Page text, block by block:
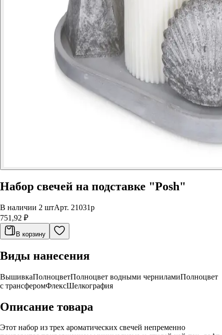
Набор свечей на подставке "Posh"
В наличии 2 штАрт. 21031p
751,92 ₽
В корзину
Виды нанесения
ВышивкаПолноцветПолноцвет водными черниламиПолноцвет
с трансферомФлексШелкография
Описание товара
Этот набор из трех ароматических свечей непременно